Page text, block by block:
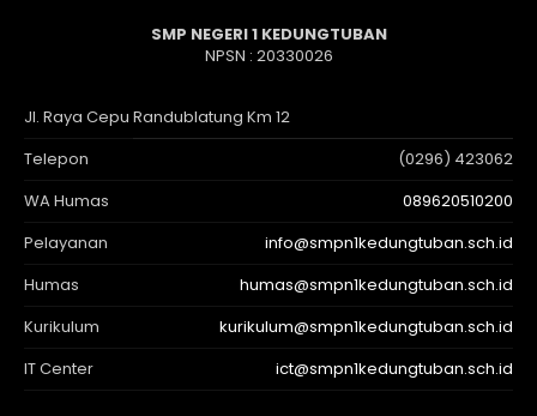
SMP NEGERI 1 KEDUNGTUBAN
NPSN : 20330026
Jl. Raya Cepu Randublatung Km 12
Telepon
(0296) 423062
WA Humas
089620510200
Pelayanan
info@smpn1kedungtuban.sch.id
Humas
humas@smpn1kedungtuban.sch.id
Kurikulum
kurikulum@smpn1kedungtuban.sch.id
IT Center
ict@smpn1kedungtuban.sch.id